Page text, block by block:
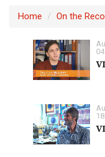
Home On the